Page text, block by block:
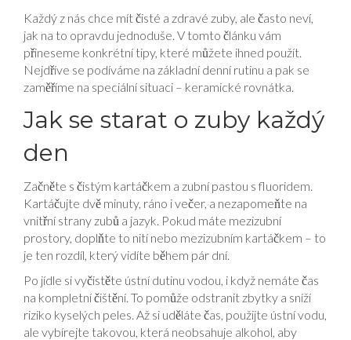
Každý z nás chce mít čisté a zdravé zuby, ale často neví,
jak na to opravdu jednoduše. V tomto článku vám
přineseme konkrétní tipy, které můžete ihned použít.
Nejdříve se podíváme na základní denní rutinu a pak se
zaměříme na speciální situaci – keramické rovnátka.
Jak se starat o zuby každý
den
Začněte s čistým kartáčkem a zubní pastou s fluoridem.
Kartáčujte dvě minuty, ráno i večer, a nezapomeňte na
vnitřní strany zubů a jazyk. Pokud máte mezizubní
prostory, doplňte to nití nebo mezizubním kartáčkem – to
je ten rozdíl, který vidíte během pár dní.
Po jídle si vyčistěte ústní dutinu vodou, i když nemáte čas
na kompletní čištění. To pomůže odstranit zbytky a sníží
riziko kyselých peles. Až si uděláte čas, použijte ústní vodu,
ale vybírejte takovou, která neobsahuje alkohol, aby